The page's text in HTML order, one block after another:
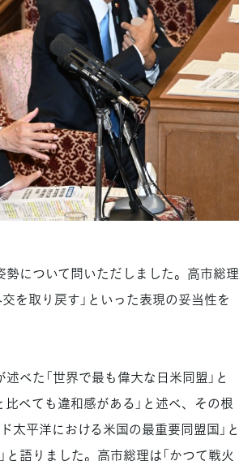
について問いただしました。高市総理
を取り戻す」といった表現の妥当性を
べた「世界で最も偉大な日米同盟」と
べても違和感がある」と述べ、その根
太平洋における米国の最重要同盟国」と
語りました。高市総理は「かつて戦火